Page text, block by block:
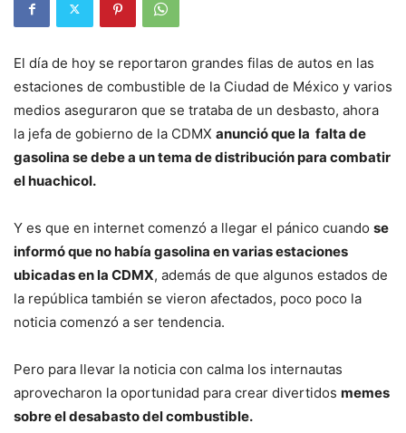
El día de hoy se reportaron grandes filas de autos en las
estaciones de combustible de la Ciudad de México y varios
medios aseguraron que se trataba de un desbasto, ahora
la jefa de gobierno de la CDMX anunció que la falta de
gasolina se debe a un tema de distribución para combatir
el huachicol.
Y es que en internet comenzó a llegar el pánico cuando se
informó que no había gasolina en varias estaciones
ubicadas en la CDMX, además de que algunos estados de
la república también se vieron afectados, poco poco la
noticia comenzó a ser tendencia.
Pero para llevar la noticia con calma los internautas
aprovecharon la oportunidad para crear divertidos memes
sobre el desabasto del combustible.